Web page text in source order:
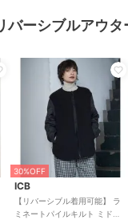
バーシブルアウタ
30%OFF
ICB
【リバーシブル着用可能】 ラ
ミネートパイルキルト ミドル